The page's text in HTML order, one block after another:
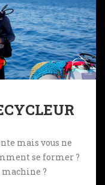
mais vous ne
se former ?
machine ?